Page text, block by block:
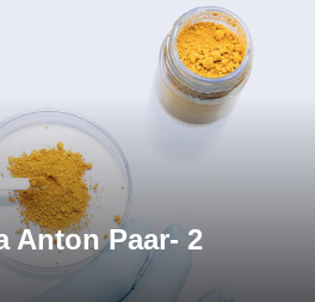
Anton Paar- 2